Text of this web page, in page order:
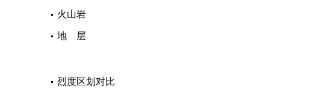
火山岩
地 层
烈度区划对比